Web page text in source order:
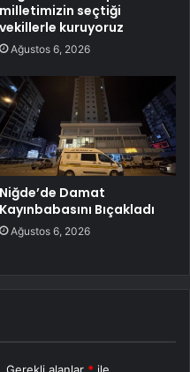
milletimizin seçtiği
vekillerle kuruyoruz
Ağustos 6, 2026
Niğde’de Damat
Kayınbabasını Bıçakladı
Ağustos 6, 2026